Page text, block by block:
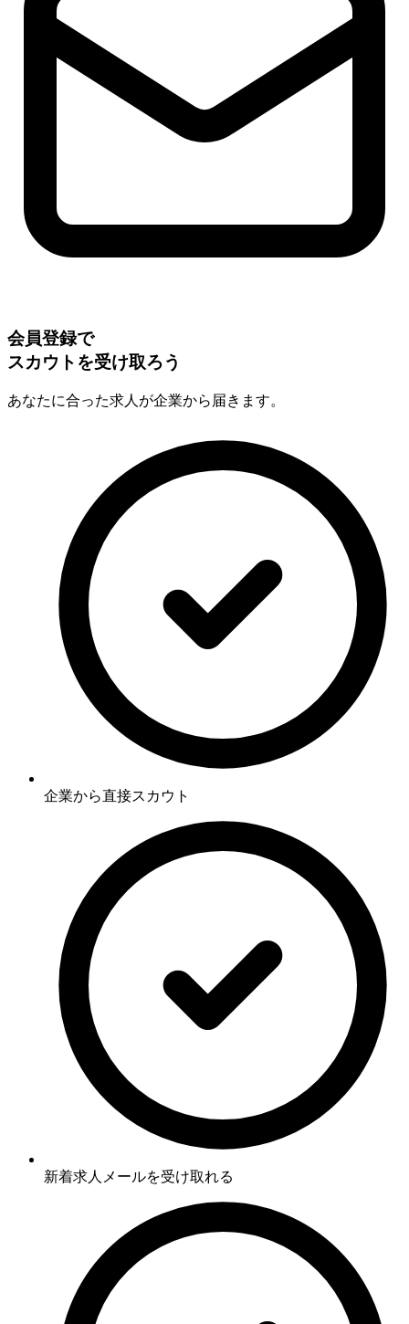
会員登録で
スカウトを受け取ろう
あなたに合った求人が企業から届きます。
企業から直接スカウト
新着求人メールを受け取れる